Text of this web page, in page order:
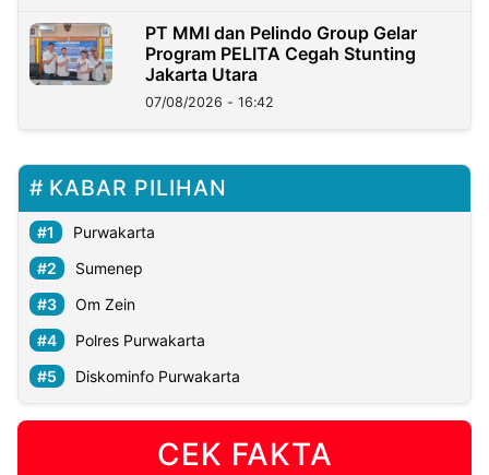
PT MMI dan Pelindo Group Gelar
Program PELITA Cegah Stunting
Jakarta Utara
07/08/2026 - 16:42
KABAR PILIHAN
Purwakarta
Sumenep
Om Zein
Polres Purwakarta
Diskominfo Purwakarta
CEK FAKTA